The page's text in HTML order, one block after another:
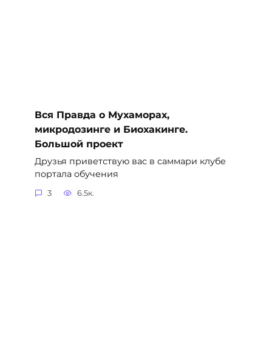
Вся Правда о Мухаморах,
микродозинге и Биохакинге.
Большой проект
Друзья приветствую вас в саммари клубе
портала обучения
3 6.5к.